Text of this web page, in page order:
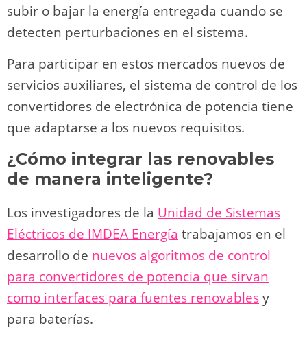
subir o bajar la energía entregada cuando se
detecten perturbaciones en el sistema.
Para participar en estos mercados nuevos de
servicios auxiliares, el sistema de control de los
convertidores de electrónica de potencia tiene
que adaptarse a los nuevos requisitos.
¿Cómo integrar las renovables
de manera inteligente?
Los investigadores de la Unidad de Sistemas
Eléctricos de IMDEA Energía trabajamos en el
desarrollo de nuevos algoritmos de control
para convertidores de potencia que sirvan
como interfaces para fuentes renovablesy
para baterías.